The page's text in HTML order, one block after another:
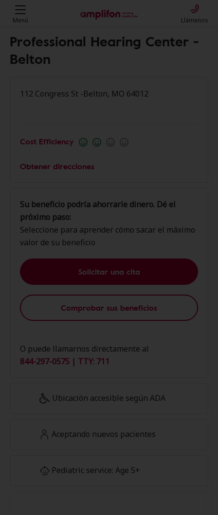
Menú Llámenos
Professional Hearing Center -
Belton
112 Congress St -Belton, MO 64012
Cost Efficiency
Obtener direcciones
Su beneficio podría ahorrarle dinero. Dé el
próximo paso:
Seleccione para aprender cómo sacar el máximo
valor de su beneficio
Solicitar una cita
Comprobar sus beneficios
O puede llamarnos directamente al
844-297-0575 | TTY: 711
Ubicación accesible según ADA
Aceptando nuevos pacientes
Pediatric service: Age 5+